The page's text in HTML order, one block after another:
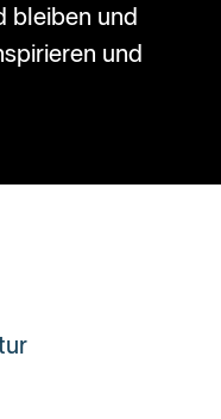
bleiben und
und